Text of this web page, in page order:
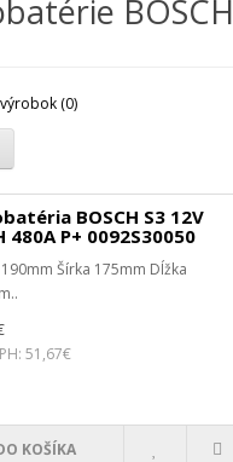
BOSCH
(0)
BOSCH S3 12V
480A P+ 0092S30050
Šírka 175mm Dĺžka
51,67€
KOŠÍKA